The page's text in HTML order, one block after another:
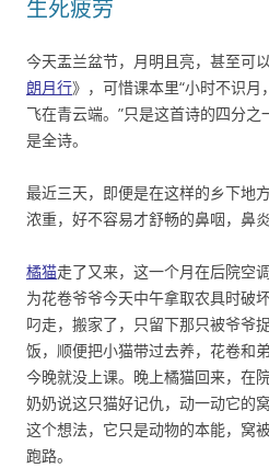
生死疲劳
今天盂兰盆节，月明且亮，甚至可
朗月行》，可惜课本里“小时不识月
飞在青云端。”只是这首诗的四分
是全诗。
最近三天，即便是在这样的乡下地
浓重，好不容易才舒畅的鼻咽，鼻
橘猫走了又来，这一个月在后院空
为花卷爷爷今天中午拿取农具时破
叼走，搬家了，只留下那只被爷爷
饭，顺便把小猫带过去养，花卷和
今晚就没上课。晚上橘猫回来，在
奶奶说这只猫好记仇，动一动它的
这个想法，它只是动物的本能，窝
跑路。